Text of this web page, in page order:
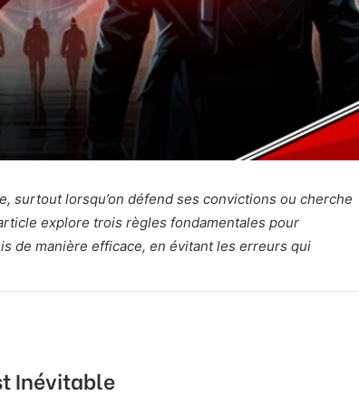
surtout lorsqu’on défend ses convictions ou cherche
explore trois règles fondamentales pour
de manière efficace, en évitant les erreurs qui
Inévitable